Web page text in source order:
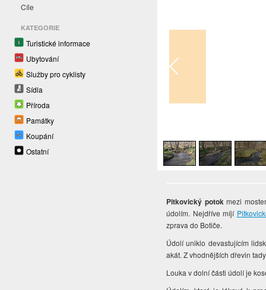
Cíle
KATEGORIE
Turistické informace
Ubytování
Služby pro cyklisty
Sídla
Příroda
Památky
Koupání
Ostatní
Pitkovický potok mezi
údolím. Nejdříve míjí
zprava do Botiče.
Údolí uniklo devastujícím
akát. Z vhodnějších dřevin
Louka v dolní části údolí je